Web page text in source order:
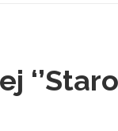
‘’Staro